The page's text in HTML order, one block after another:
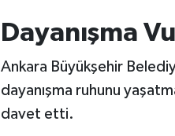
Dayanışma
Ankara Büyükşehir
dayanışma ruhunu
davet etti.